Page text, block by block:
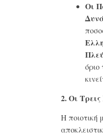
Οι
όριο
2. Οι
Η ποιοτική